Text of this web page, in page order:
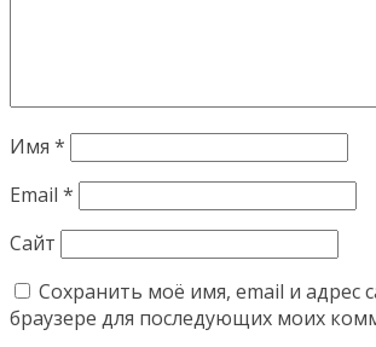
Имя *
Email *
Сайт
Сохранить моё имя, email и адрес
браузере для последующих моих